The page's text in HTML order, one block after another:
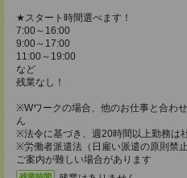
★スタート時間選べます！
7:00～16:00
9:00～17:00
11:00～19:00
など
残業なし！
※Wワークの場合、他のお仕事と合わ
ん
※法令に基づき、週20時間以上勤務は
※労働者派遣法（日雇い派遣の原則禁
ご案内が難しい場合があります